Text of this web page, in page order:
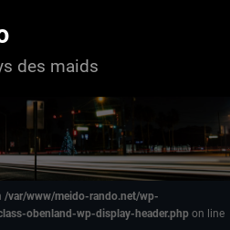
des maids
/var/www/meido-rando.net/wp-
obenland-wp-display-header.php on line